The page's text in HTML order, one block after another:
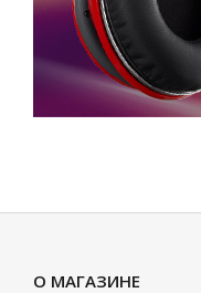
О МАГАЗИНЕ